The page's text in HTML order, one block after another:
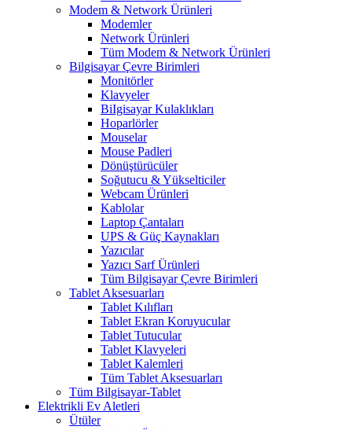
Modem & Network Ürünleri
Modemler
Network Ürünleri
Tüm Modem & Network Ürünleri
Bilgisayar Çevre Birimleri
Monitörler
Klavyeler
BiIgisayar Kulaklıkları
Hoparlörler
Mouselar
Mouse Padleri
Dönüştürücüler
Soğutucu & Yükselticiler
Webcam Ürünleri
Kablolar
Laptop Çantaları
UPS & Güç Kaynakları
Yazıcılar
Yazıcı Sarf Ürünleri
Tüm Bilgisayar Çevre Birimleri
Tablet Aksesuarları
Tablet Kılıfları
Tablet Ekran Koruyucular
Tablet Tutucular
Tablet Klavyeleri
Tablet Kalemleri
Tüm Tablet Aksesuarları
Tüm Bilgisayar-Tablet
Elektrikli Ev Aletleri
Ütüler